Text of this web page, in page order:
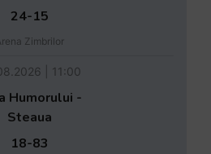
24-15
Zimbrilor
| 11:00
Humorului -
Steaua
18-83